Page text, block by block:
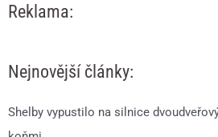
Reklama:
Nejnovější články:
Shelby vypustilo na silnice